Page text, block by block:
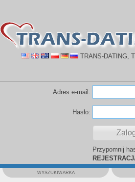
TRANS-DATING,
Adres e-mail:
Hasło:
Przypomnij
WYSZUKIWARKA